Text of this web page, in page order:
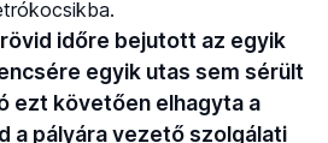
időre bejutott az egyik
egyik utas sem sérült
ezt követően elhagyta a
a pályára vezető szolgálati